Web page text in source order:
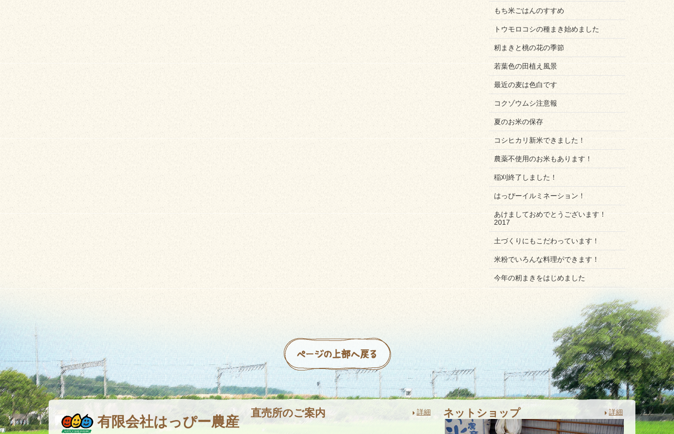
もち米ごはんのすすめ
トウモロコシの種まき始めました
籾まきと桃の花の季節
若葉色の田植え風景
最近の麦は色白です
コクゾウムシ注意報
夏のお米の保存
コシヒカリ新米できました！
農薬不使用のお米もあります！
稲刈終了しました！
はっぴーイルミネーション！
あけましておめでとうございます！
2017
土づくりにもこだわっています！
米粉でいろんな料理ができます！
今年の籾まきをはじめました
有限会社はっぴー農産
直売所のご案内 詳細 ネットショップ 詳細